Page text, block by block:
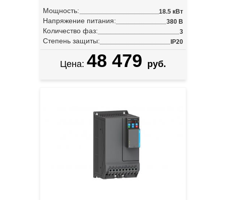
Мощность: 18.5 кВт
Напряжение питания: 380 В
Количество фаз: 3
Степень защиты: IP20
Цена: 48 479 руб.